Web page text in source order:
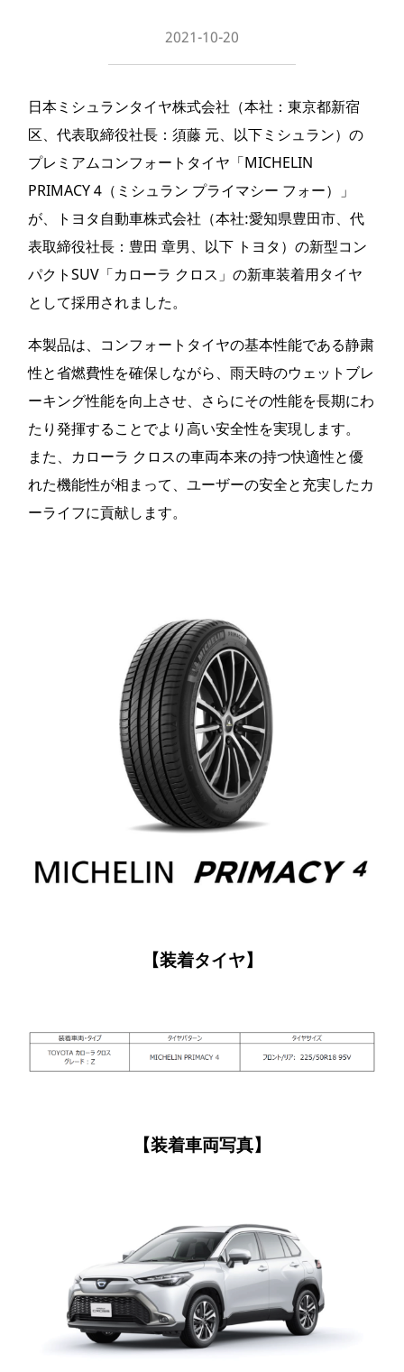
2021-10-20
日本ミシュランタイヤ株式会社（本社：東京都新宿
区、代表取締役社長：須藤 元、以下ミシュラン）の
プレミアムコンフォートタイヤ「MICHELIN
PRIMACY 4（ミシュラン プライマシー フォー）」
が、トヨタ自動車株式会社（本社:愛知県豊田市、代
表取締役社長：豊田 章男、以下 トヨタ）の新型コン
パクトSUV「カローラ クロス」の新車装着用タイヤ
として採用されました。
本製品は、コンフォートタイヤの基本性能である静粛
性と省燃費性を確保しながら、雨天時のウェットブレ
ーキング性能を向上させ、さらにその性能を長期にわ
たり発揮することでより高い安全性を実現します。
また、カローラ クロスの車両本来の持つ快適性と優
れた機能性が相まって、ユーザーの安全と充実したカ
ーライフに貢献します。
【装着タイヤ】
【装着車両写真】